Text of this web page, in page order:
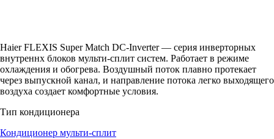
Haier FLEXIS Super Match DC-Inverter — серия инверторных
внутреннх блоков мульти-сплит систем. Работает в режиме
охлаждения и обогрева. Воздушный поток плавно протекает
через выпускной канал, и направление потока легко выходящего
воздуха создает комфортные условия.
Тип кондиционера
Кондиционер мульти-сплит